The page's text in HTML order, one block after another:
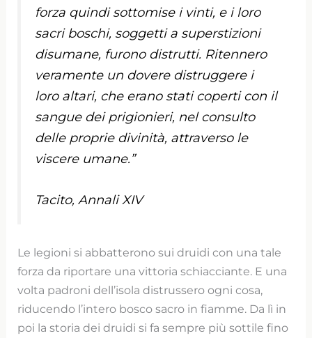
forza quindi sottomise i vinti, e i loro
sacri boschi, soggetti a superstizioni
disumane, furono distrutti. Ritennero
veramente un dovere distruggere i
loro altari, che erano stati coperti con il
sangue dei prigionieri, nel consulto
delle proprie divinità, attraverso le
viscere umane.”
Tacito, Annali XIV
Le legioni si abbatterono sui druidi con una tale
forza da riportare una vittoria schiacciante. E una
volta padroni dell’isola distrussero ogni cosa,
riducendo l’intero bosco sacro in fiamme. Da lì in
poi la storia dei druidi si fa sempre più sottile fino